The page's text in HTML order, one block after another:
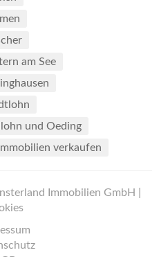
am See
und Oeding
Immobilien verkaufen
Immobilien GmbH |